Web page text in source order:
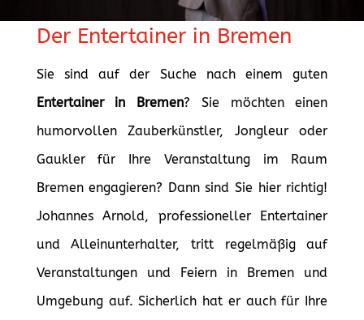
Der Entertainer in Bremen
Sie sind auf der Suche nach einem guten
Entertainer in Bremen? Sie möchten einen
humorvollen Zauberkünstler, Jongleur oder
Gaukler für Ihre Veranstaltung im Raum
Bremen engagieren? Dann sind Sie hier richtig!
Johannes Arnold, professioneller Entertainer
und Alleinunterhalter, tritt regelmäßig auf
Veranstaltungen und Feiern in Bremen und
Umgebung auf. Sicherlich hat er auch für Ihre